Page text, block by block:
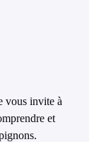
vous invite à
et